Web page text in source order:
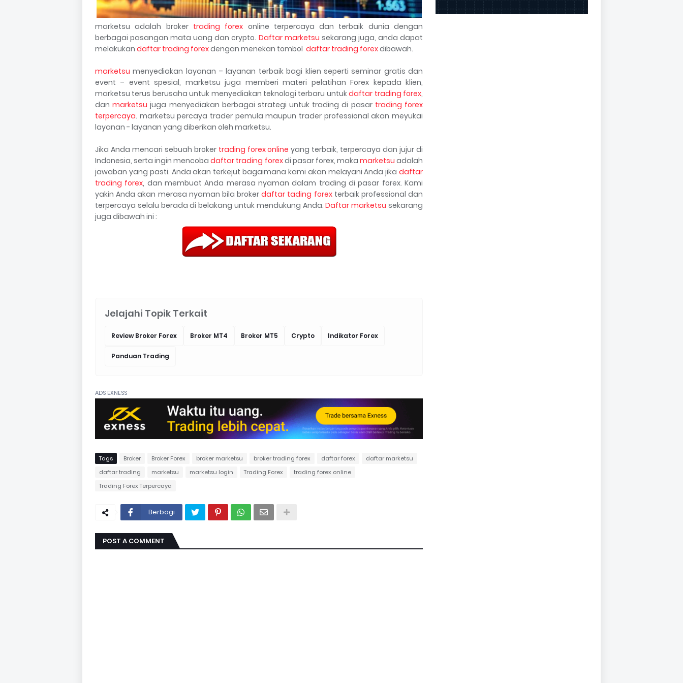
marketsu adalah broker trading forex online terpercaya dan terbaik dunia dengan
berbagai pasangan mata uang dan crypto. Daftar marketsu sekarang juga, anda dapat
melakukan daftar trading forexdengan menekan tombol daftar trading forexdibawah.
marketsu menyediakan layanan – layanan terbaik bagi klien seperti seminar gratis dan
event – event spesial, marketsu juga memberi materi pelatihan Forex kepada klien,
marketsu terus berusaha untuk menyediakan teknologi terbaru untukdaftar trading forex,
danmarketsu juga menyediakan berbagai strategi untuk trading di pasar trading forex
terpercaya. marketsu percaya trader pemula maupun trader professional akan meyukai
layanan - layanan yang diberikan oleh marketsu.
Jika Anda mencari sebuah broker trading forex online yang terbaik, terpercaya dan jujur di
Indonesia, serta ingin mencobadaftar trading forexdi pasar forex, maka marketsu adalah
jawaban yang pasti. Anda akan terkejut bagaimana kami akan melayani Anda jika daftar
trading forex, dan membuat Anda merasa nyaman dalam trading di pasar forex. Kami
yakin Anda akan merasa nyaman bila brokerdaftar tading forexterbaik professional dan
terpercaya selalu berada di belakang untuk mendukung Anda.Daftar marketsu sekarang
juga dibawah ini :
Jelajahi Topik Terkait
Review Broker Forex Broker MT4 Broker MT5 Crypto Indikator Forex
Panduan Trading
ADS EXNESS
Tags Broker Broker Forex broker marketsu broker trading forex daftar forex
daftar marketsu
daftar trading
marketsu marketsu login Trading Forex
trading forex online
Trading Forex Terpercaya
Berbagi
POST A COMMENT